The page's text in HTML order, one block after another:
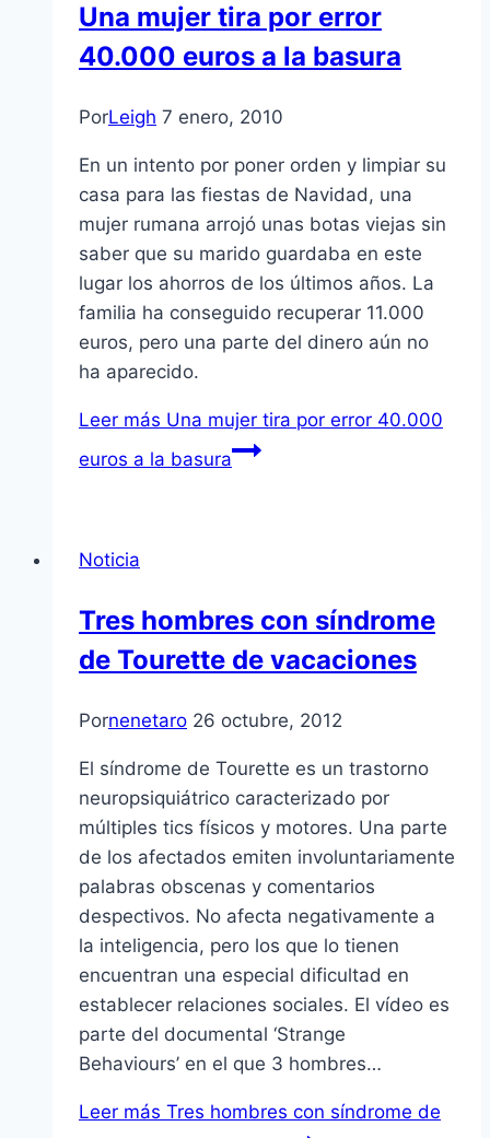
Una mujer tira por error
40.000 euros a la basura
PorLeigh 7 enero, 2010
En un intento por poner orden y limpiar su
casa para las fiestas de Navidad, una
mujer rumana arrojó unas botas viejas sin
saber que su marido guardaba en este
lugar los ahorros de los últimos años. La
familia ha conseguido recuperar 11.000
euros, pero una parte del dinero aún no
ha aparecido.
Leer más Una mujer tira por error 40.000
euros a la basura
Noticia
Tres hombres con sí­ndrome
de Tourette de vacaciones
Pornenetaro 26 octubre, 2012
El sí­ndrome de Tourette es un trastorno
neuropsiquiátrico caracterizado por
múltiples tics fí­sicos y motores. Una parte
de los afectados emiten involuntariamente
palabras obscenas y comentarios
despectivos. No afecta negativamente a
la inteligencia, pero los que lo tienen
encuentran una especial dificultad en
establecer relaciones sociales. El ví­deo es
parte del documental ‘Strange
Behaviours’ en el que 3 hombres…
Leer más Tres hombres con sí­ndrome de